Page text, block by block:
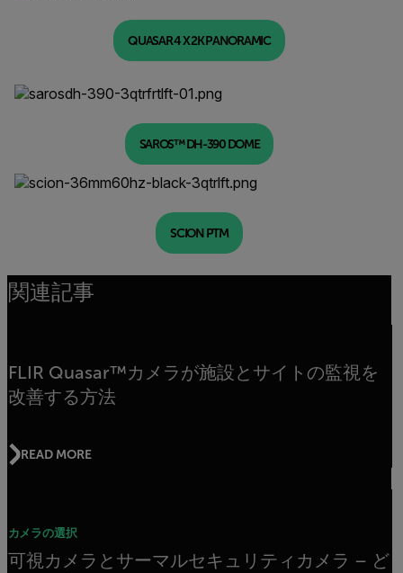
QUASAR 4 X 2K PANORAMIC
SAROS™ DH-390 DOME
SCION PTM
関連記事
FLIR Quasar™カメラが施設とサイトの監視を
改善する方法
READ MORE
カメラの選択
可視カメラとサーマルセキュリティカメラ – ど